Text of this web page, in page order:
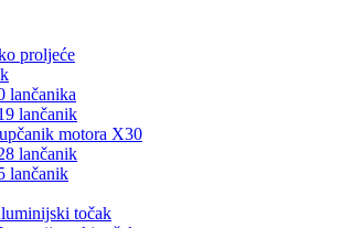
proljeće
lančanika
lančanik
motora X30
lančanik
lančanik
točak